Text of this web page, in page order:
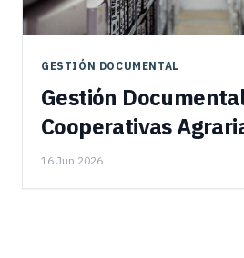
GESTIÓN DOCUMENTAL
Gestión
Cooperativas
16 Jun 2026